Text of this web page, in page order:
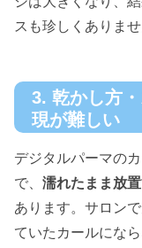
スも珍しくありませ
3. 乾かし方
現が難しい
デジタルパーマの
で、 濡れたまま放
あります。サロン
ていたカールにな